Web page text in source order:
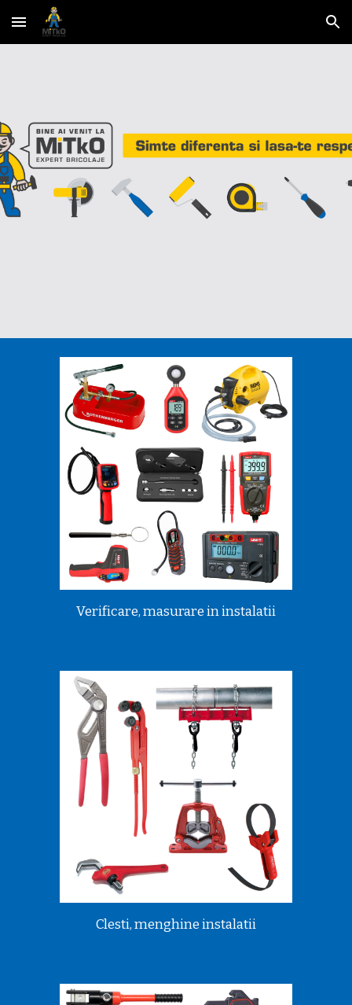
Skip to main content Skip to navigation
Verificare, masurare in instalatii
Clesti, menghine instalatii